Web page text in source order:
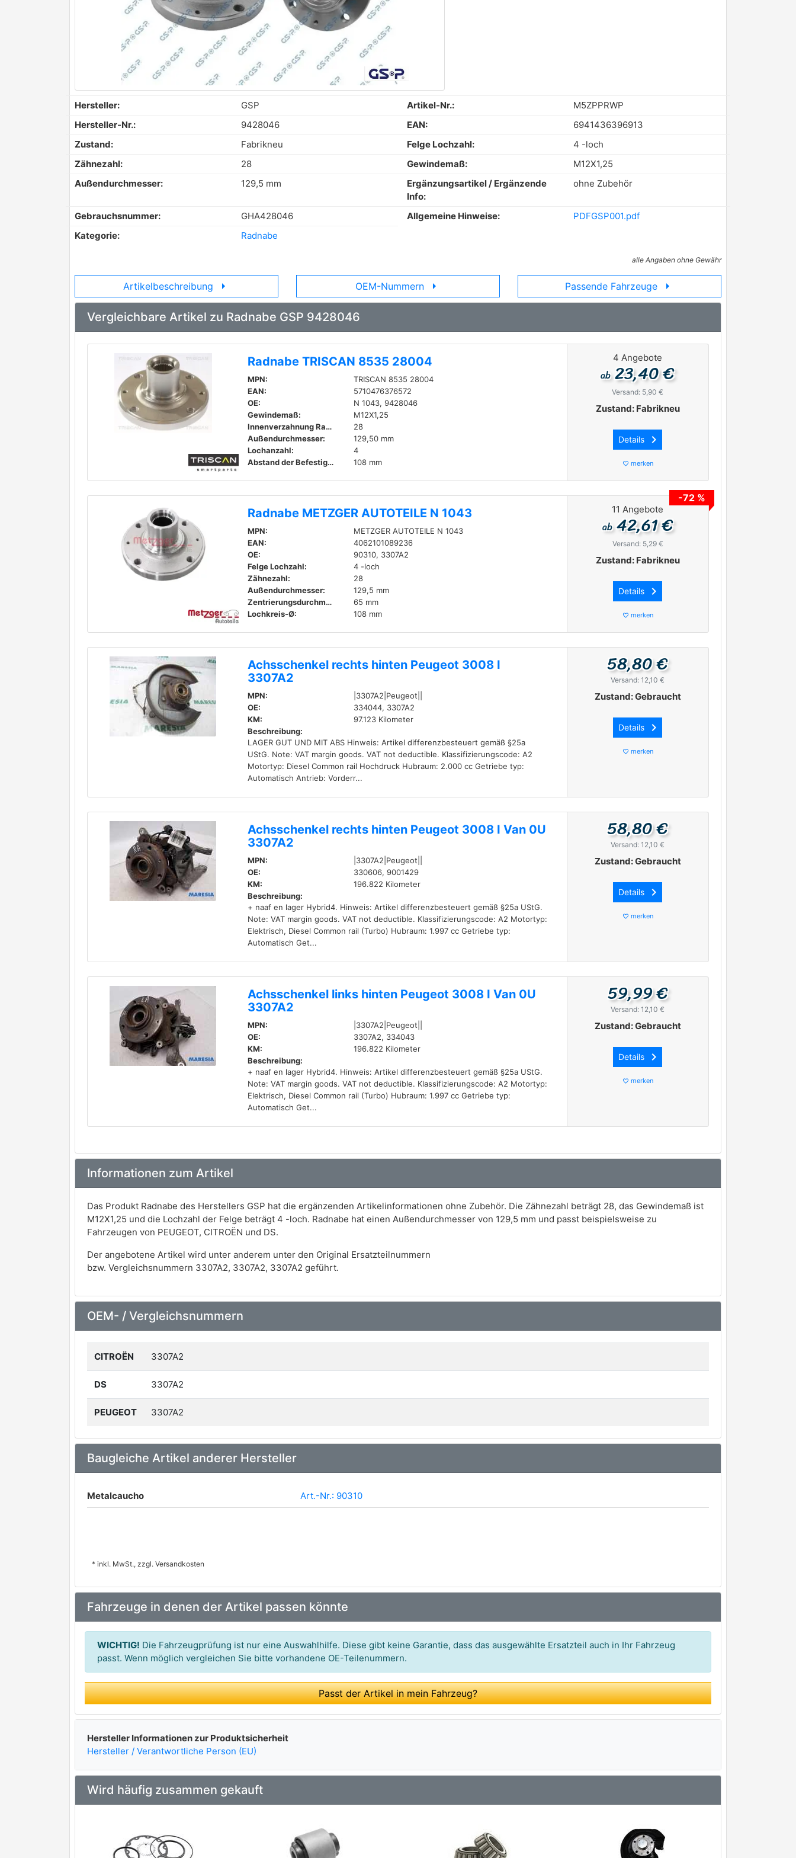
Hersteller: GSP Artikel-Nr.:
M5ZPPRWP
Hersteller-Nr.:
9428046 EAN:
6941436396913
Zustand:
Fabrikneu Felge Lochzahl:
4 -loch
Zähnezahl:
28 Gewindemaß:
M12X1,25
Außendurchmesser:
129,5 mm
Ergänzungsartikel / Ergänzende
Info:
ohne Zubehör
Gebrauchsnummer: GHA428046 Allgemeine Hinweise:
PDFGSP001.pdf
Kategorie:
Radnabe
alle Angaben ohne Gewähr
Artikelbeschreibung arrow_right OEM-Nummern arrow_right Passende Fahrzeuge arrow_right
Vergleichbare Artikel zu Radnabe GSP 9428046
Radnabe TRISCAN 8535 28004
MPN:
TRISCAN 8535 28004
EAN:
5710476376572
OE:
N 1043, 9428046
Gewindemaß:
M12X1,25
Innenverzahnung Radseite:
28
Außendurchmesser:
129,50 mm
Lochanzahl:
4
Abstand der Befestigungsbohrungen:
108 mm
4 Angebote
ab23,40 €
Versand: 5,90 €
Zustand: Fabrikneu
Details keyboard_arrow_right
favorite_border merken
Radnabe METZGER AUTOTEILE N 1043
MPN:
METZGER AUTOTEILE N 1043
EAN:
4062101089236
OE:
90310, 3307A2
Felge Lochzahl:
4 -loch
Zähnezahl:
28
Außendurchmesser:
129,5 mm
Zentrierungsdurchmesser:
65 mm
Lochkreis-Ø:
108 mm
-72 %
11 Angebote
ab42,61 €
Versand: 5,29 €
Zustand: Fabrikneu
Details keyboard_arrow_right
favorite_border merken
Achsschenkel rechts hinten Peugeot 3008 I
3307A2
MPN:
|3307A2|Peugeot||
OE:
334044, 3307A2
KM:
97.123 Kilometer
Beschreibung:
LAGER GUT UND MIT ABS Hinweis: Artikel differenzbesteuert gemäß §25a
UStG. Note: VAT margin goods. VAT not deductible. Klassifizierungscode: A2
Motortyp: Diesel Common rail Hochdruck Hubraum: 2.000 cc Getriebe typ:
Automatisch Antrieb: Vorderr...
58,80 €
Versand: 12,10 €
Zustand: Gebraucht
Details keyboard_arrow_right
favorite_border merken
Achsschenkel rechts hinten Peugeot 3008 I Van 0U
3307A2
MPN:
|3307A2|Peugeot||
OE:
330606, 9001429
KM:
196.822 Kilometer
Beschreibung:
+ naaf en lager Hybrid4. Hinweis: Artikel differenzbesteuert gemäß §25a UStG.
Note: VAT margin goods. VAT not deductible. Klassifizierungscode: A2 Motortyp:
Elektrisch, Diesel Common rail (Turbo) Hubraum: 1.997 cc Getriebe typ:
Automatisch Get...
58,80 €
Versand: 12,10 €
Zustand: Gebraucht
Details keyboard_arrow_right
favorite_border merken
Achsschenkel links hinten Peugeot 3008 I Van 0U
3307A2
MPN:
|3307A2|Peugeot||
OE:
3307A2, 334043
KM:
196.822 Kilometer
Beschreibung:
+ naaf en lager Hybrid4. Hinweis: Artikel differenzbesteuert gemäß §25a UStG.
Note: VAT margin goods. VAT not deductible. Klassifizierungscode: A2 Motortyp:
Elektrisch, Diesel Common rail (Turbo) Hubraum: 1.997 cc Getriebe typ:
Automatisch Get...
59,99 €
Versand: 12,10 €
Zustand: Gebraucht
Details keyboard_arrow_right
favorite_border merken
Informationen zum Artikel
Das Produkt Radnabe des Herstellers GSP hat die ergänzenden Artikelinformationen ohne Zubehör. Die Zähnezahl beträgt 28, das Gewindemaß ist
M12X1,25 und die Lochzahl der Felge beträgt 4 -loch. Radnabe hat einen Außendurchmesser von 129,5 mm und passt beispielsweise zu
Fahrzeugen von PEUGEOT, CITROËN und DS.
Der angebotene Artikel wird unter anderem unter den Original Ersatzteilnummern
bzw. Vergleichsnummern 3307A2, 3307A2, 3307A2 geführt.
OEM- / Vergleichsnummern
CITROËN 3307A2
DS 3307A2
PEUGEOT 3307A2
Baugleiche Artikel anderer Hersteller
Metalcaucho Art.-Nr.: 90310
* inkl. MwSt., zzgl. Versandkosten
Fahrzeuge in denen der Artikel passen könnte
WICHTIG! Die Fahrzeugprüfung ist nur eine Auswahlhilfe. Diese gibt keine Garantie, dass das ausgewählte Ersatzteil auch in Ihr Fahrzeug
passt. Wenn möglich vergleichen Sie bitte vorhandene OE-Teilenummern.
Passt der Artikel in mein Fahrzeug?
Hersteller Informationen zur Produktsicherheit
Hersteller / Verantwortliche Person (EU)
Wird häufig zusammen gekauft